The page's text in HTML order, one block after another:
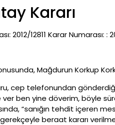
Kararı
2012/12811 Karar Numarası: :
Mağdurun Korkup
cep telefonundan
ben yine döverim, böyle
“sanığın tehdit içeren
beraat kararı